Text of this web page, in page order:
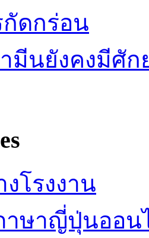
ดกร่อน
มีนยังคงมีศั
งโรงงาน
าษาญี่ปุ่นออน